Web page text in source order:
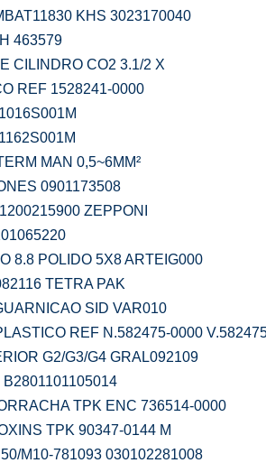
KHS 3023170040
463579
CILINDRO CO2 3.1/2 X
REF 1528241-0000
MAN 0,5~6MM²
0901173508
ZEPPONI
8.8 POLIDO 5X8 ARTEIG000
TETRA PAK
SID VAR010
REF N.582475-0000
G2/G3/G4 GRAL092109
TPK ENC 736514-0000
TPK 90347-0144 M
M10-781093 030102281008